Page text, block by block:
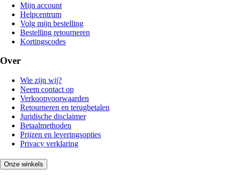
Mijn account
Helpcentrum
Volg mijn bestelling
Bestelling retourneren
Kortingscodes
Over
Wie zijn wij?
Neem contact op
Verkoopvoorwaarden
Retourneren en terugbetalen
Juridische disclaimer
Betaalmethoden
Prijzen en leveringsopties
Privacy verklaring
Onze winkels